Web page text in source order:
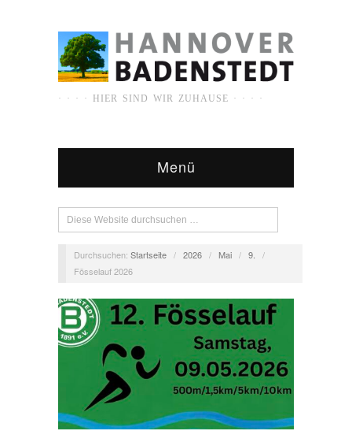
· · · · HIER SIND WIR ZUHAUSE · · · ·
Menü
Durchsuchen: Startseite / 2026 / Mai / 9.
/
Fösselauf 2026